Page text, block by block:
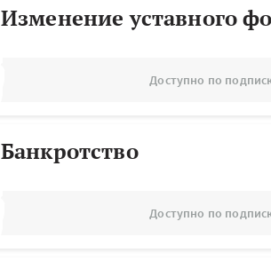
Изменение уставного
Доступно по
Банкротство
Доступно по